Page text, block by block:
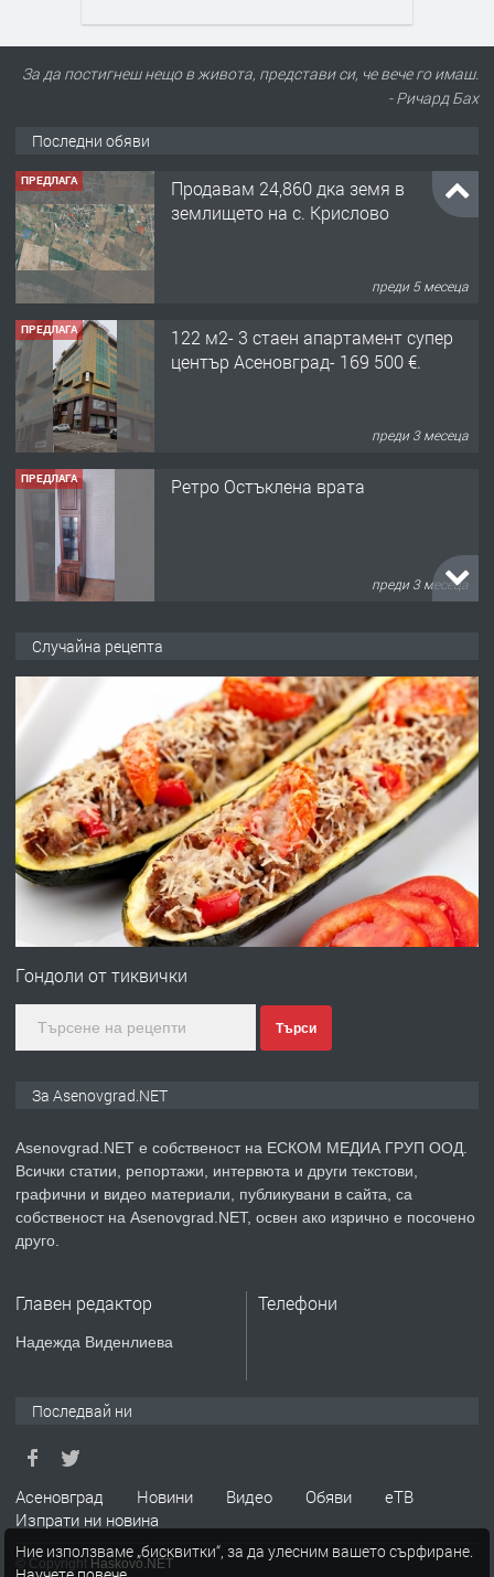
За да постигнеш нещо в живота, представи си, че вече го имаш.
- Ричард Бах
Последни обяви
ПРЕДЛАГА
Продавам 24,860 дка земя в
землището на с. Крислово
преди 5 месеца
ПРЕДЛАГА
122 м2- 3 стаен апартамент супер
център Асеновград- 169 500 €.
преди 3 месеца
ПРЕДЛАГА Ретро Остъклена врата
преди 3 месеца
преди 10 месеца
ПРЕДЛАГА
Професионална броячна машина -
със сертификат от ЕЦБ
преди 1 година
Професионална зеленчукорезачка
преди 2 години
ПРЕДЛАГА
Давам индивидуалани уроци по
ремонт на покриви
ПРЕДЛАГА
Висококачествени Целофанови
Пликове - СКОРПИОПЛАСТ
Случайна рецепта
Гондоли от тиквички
Търси
За Asenovgrad.NET
Asenovgrad.NET е собственост на ЕСКОМ МЕДИА ГРУП ООД.
Всички статии, репортажи, интервюта и други текстови,
графични и видео материали, публикувани в сайта, са
собственост на Asenovgrad.NET, освен ако изрично е посочено
друго.
Главен редактор
Надежда Виденлиева
Телефони
Последвай ни
Асеновград Новини Видео Обяви
еТВ
Изпрати ни новина
© Copyright Haskovo.NET
Ние използваме „бисквитки“, за да улесним вашето сърфиране.